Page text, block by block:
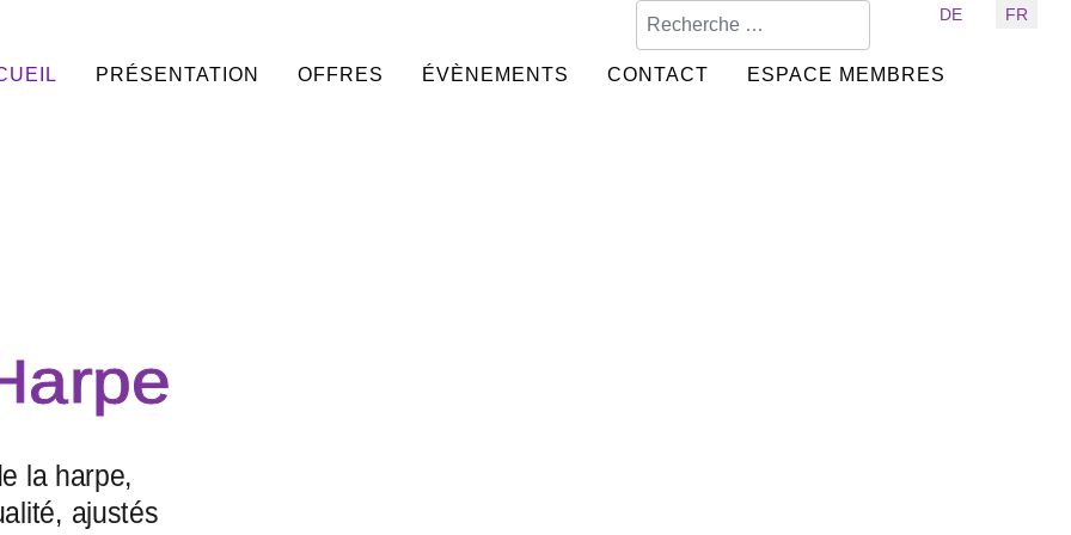
Sélectionnez votre langue
DE FR
PRÉSENTATION OFFRES ÉVÈNEMENTS CONTACT ESPACE MEMBRES